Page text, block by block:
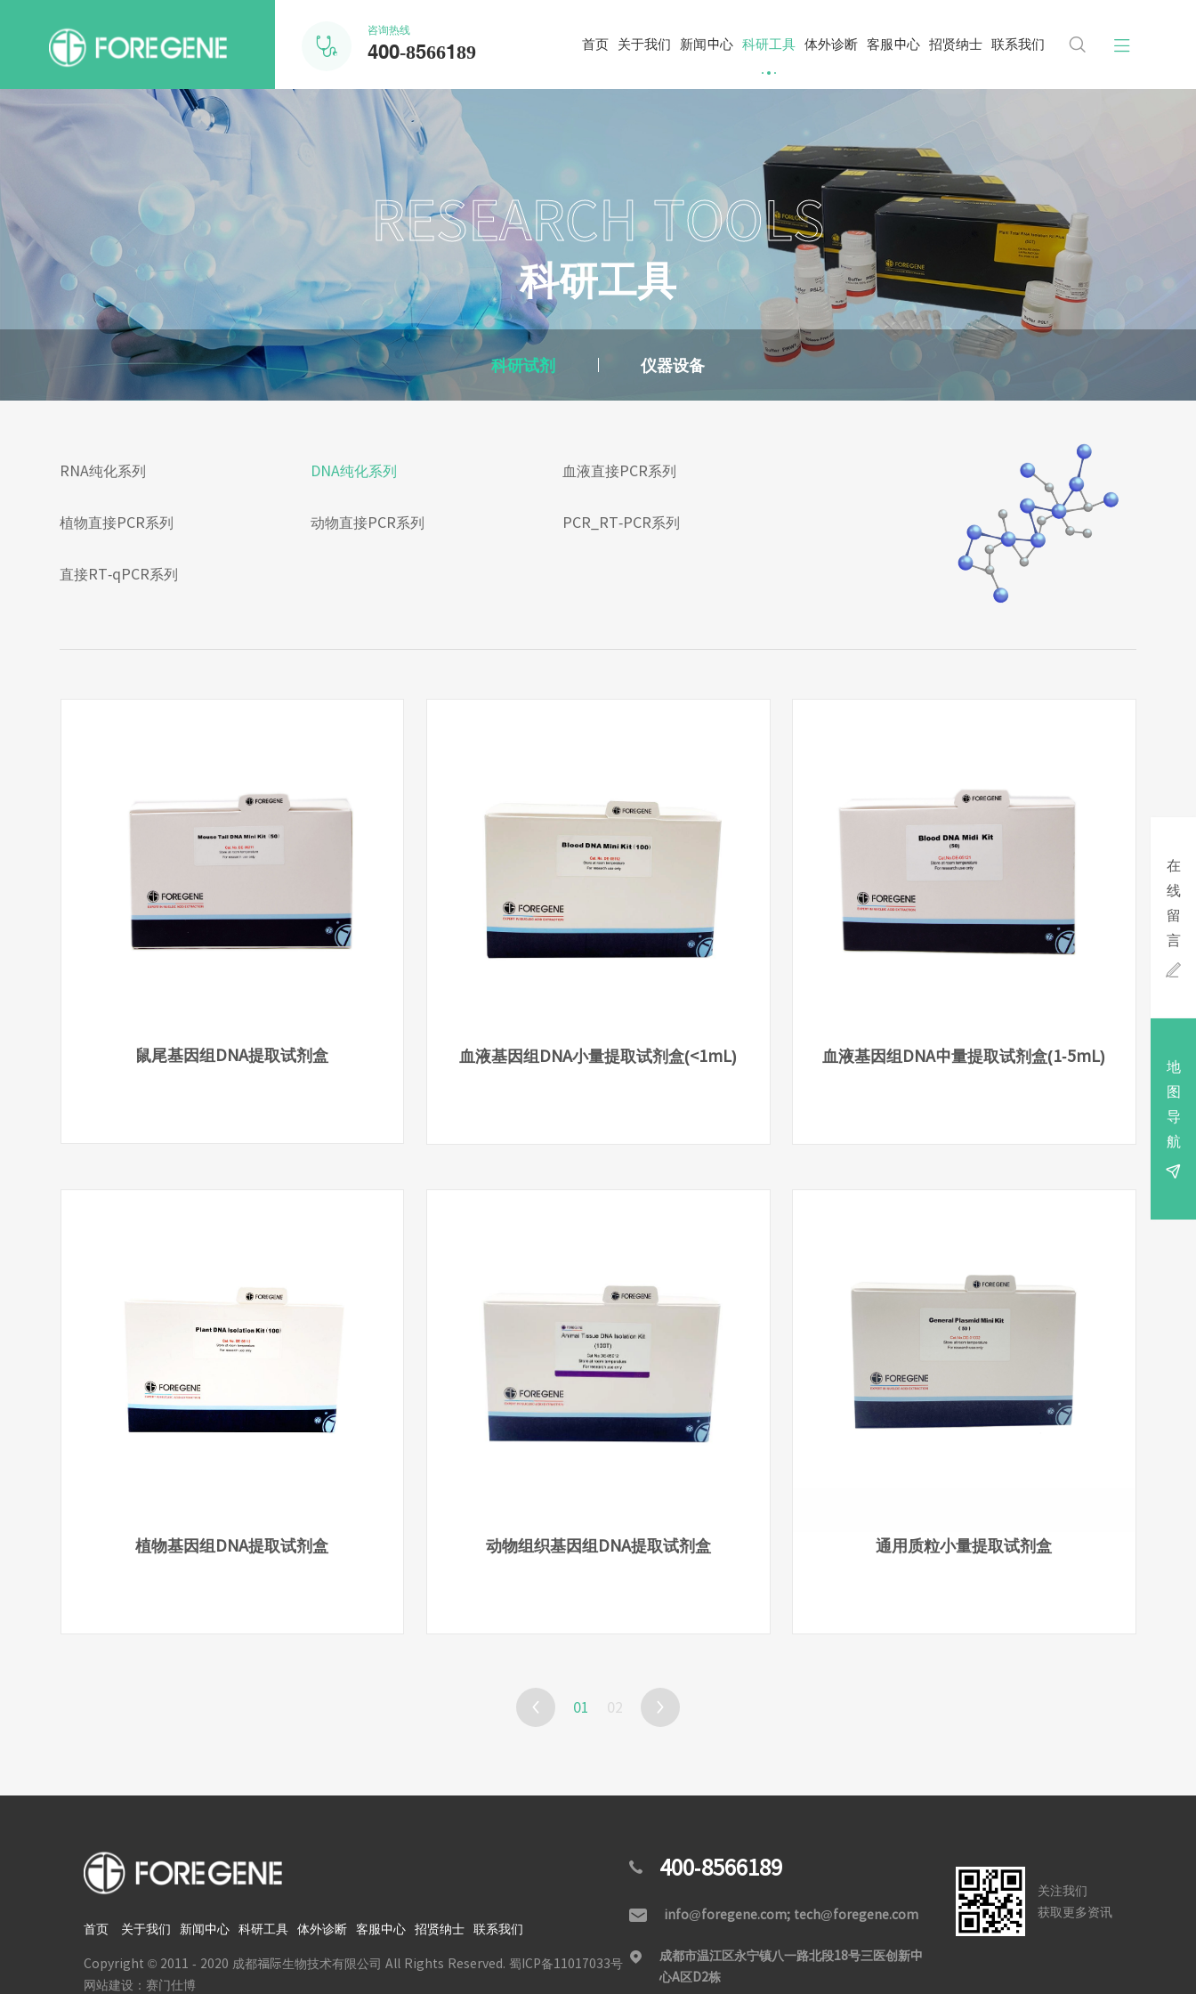

咨询热线
400-8566189 首页 关于我们 新闻中心 科研工具 体外诊断 客服中心 招贤纳士 联系我们  
在
线
留
言

地
图
导
航

RESEARCH TOOLS
科研工具
科研试剂 仪器设备
RNA纯化系列 DNA纯化系列 血液直接PCR系列
植物直接PCR系列 动物直接PCR系列 PCR_RT-PCR系列
直接RT-qPCR系列
鼠尾基因组DNA提取试剂盒 血液基因组DNA小量提取试剂盒(<1mL) 血液基因组DNA中量提取试剂盒(1-5mL)
植物基因组DNA提取试剂盒 动物组织基因组DNA提取试剂盒 通用质粒小量提取试剂盒
 01 02 
首页 关于我们 新闻中心 科研工具 体外诊断 客服中心 招贤纳士 联系我们
Copyright © 2011 - 2020 成都福际生物技术有限公司 All Rights Reserved.蜀ICP备11017033号
网站建设：赛门仕博
 400-8566189
 info@foregene.com; tech@foregene.com

成都市温江区永宁镇八一路北段18号三医创新中
心A区D2栋
关注我们
获取更多资讯